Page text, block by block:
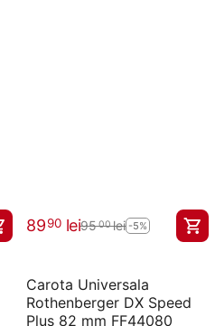
8990 lei9500lei -5%
Carota Universala
Rothenberger DX Speed
Plus 82 mm FF44080